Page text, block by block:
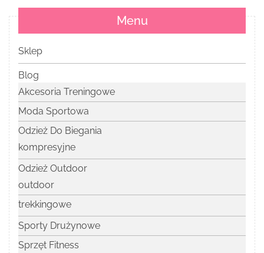
Menu
Sklep
Blog
Akcesoria Treningowe
Moda Sportowa
Odzież Do Biegania
kompresyjne
Odzież Outdoor
outdoor
trekkingowe
Sporty Drużynowe
Sprzęt Fitness